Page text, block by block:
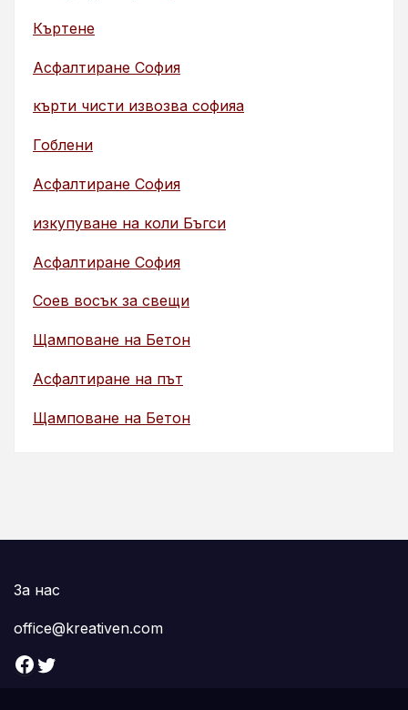
Къртене
Асфалтиране София
кърти чисти извозва софияа
Гоблени
Асфалтиране София
изкупуване на коли Бъгси
Асфалтиране София
Соев восък за свещи
Щамповане на Бетон
Асфалтиране на път
Щамповане на Бетон
За нас
office@kreativen.com
Facebook Twitter